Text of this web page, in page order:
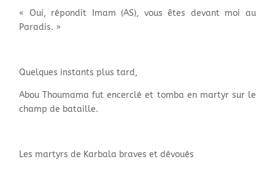
« Oui, répondit Imam (AS), vous êtes devant moi au
Paradis. »
Quelques instants plus tard,
Abou Thoumama fut encerclé et tomba en martyr sur le
champ de bataille.
Les martyrs de Karbala braves et dévoués